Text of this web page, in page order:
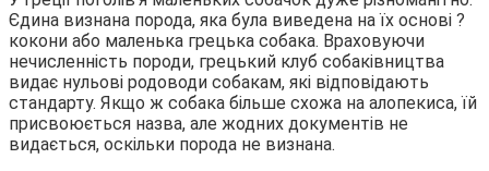
Єдина визнана порода, яка була виведена на їх основі ?
кокони або маленька грецька собака. Враховуючи
нечисленність породи, грецький клуб собаківництва
видає нульові родоводи собакам, які відповідають
стандарту. Якщо ж собака більше схожа на алопекиса, їй
присвоюється назва, але жодних документів не
видається, оскільки порода не визнана.